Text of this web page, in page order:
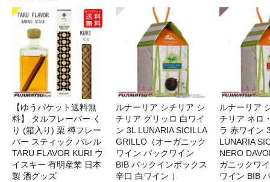
【ゆうパケット送料無
料】 タルフレーバー く
り (箱入り) 栗 樽フレー
バー スティック バレル
TARU FLAVOR KURI ウ
イスキー 有明産業 日本
製 酒グッズ
ルナーリア シチリア シ
チリア グリッロ 白ワイ
ン 3L LUNARIA SICILLA
GRILLO（オーガニック
ワイン パックワイン
BIB バックインボックス
辛口 白ワイン ）
ルナーリア
チリア ネロ
ラ 赤ワイ
LUNARIA
NERO
ガニックワ
ワイン BIB